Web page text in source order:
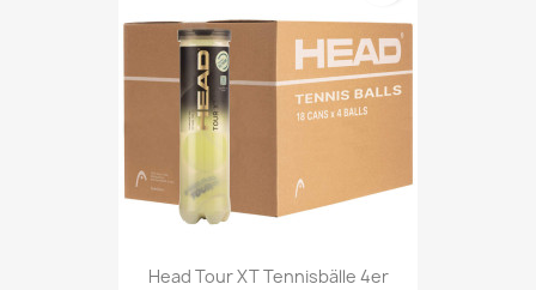
Head Tour XT Tennisbälle 4er